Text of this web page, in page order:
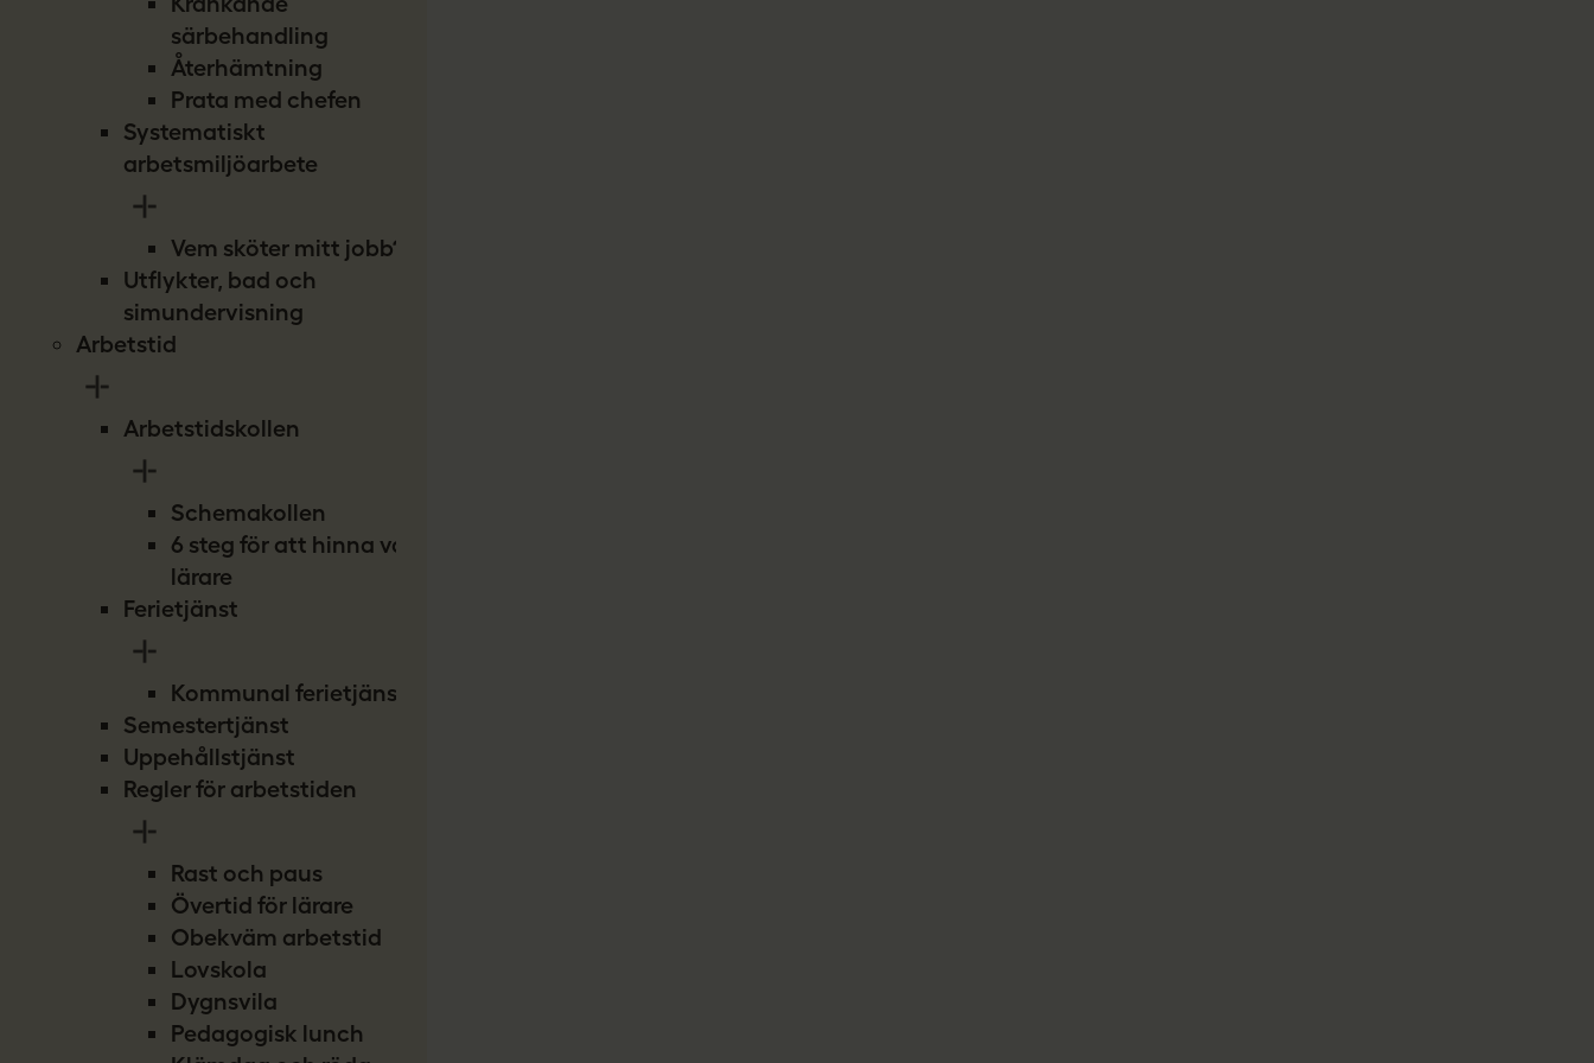
särbehandling
Återhämtning
Prata med chefen
Systematiskt
arbetsmiljöarbete
Vem sköter mitt jobb?
Utflykter, bad och
simundervisning
Arbetstid
Arbetstidskollen
Schemakollen
6 steg för att hinna vara
lärare
Ferietjänst
Kommunal ferietjänst
Semestertjänst
Uppehållstjänst
Regler för arbetstiden
Rast och paus
Övertid för lärare
Obekväm arbetstid
Lovskola
Dygnsvila
Pedagogisk lunch